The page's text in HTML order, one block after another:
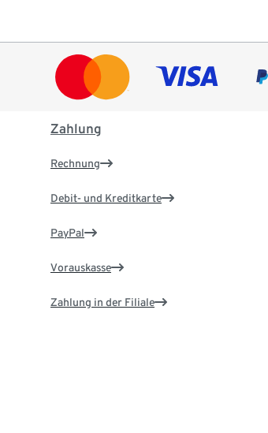
Zahlung
Rechnung
Debit- und Kreditkarte
PayPal
Vorauskasse
Zahlung in der Filiale